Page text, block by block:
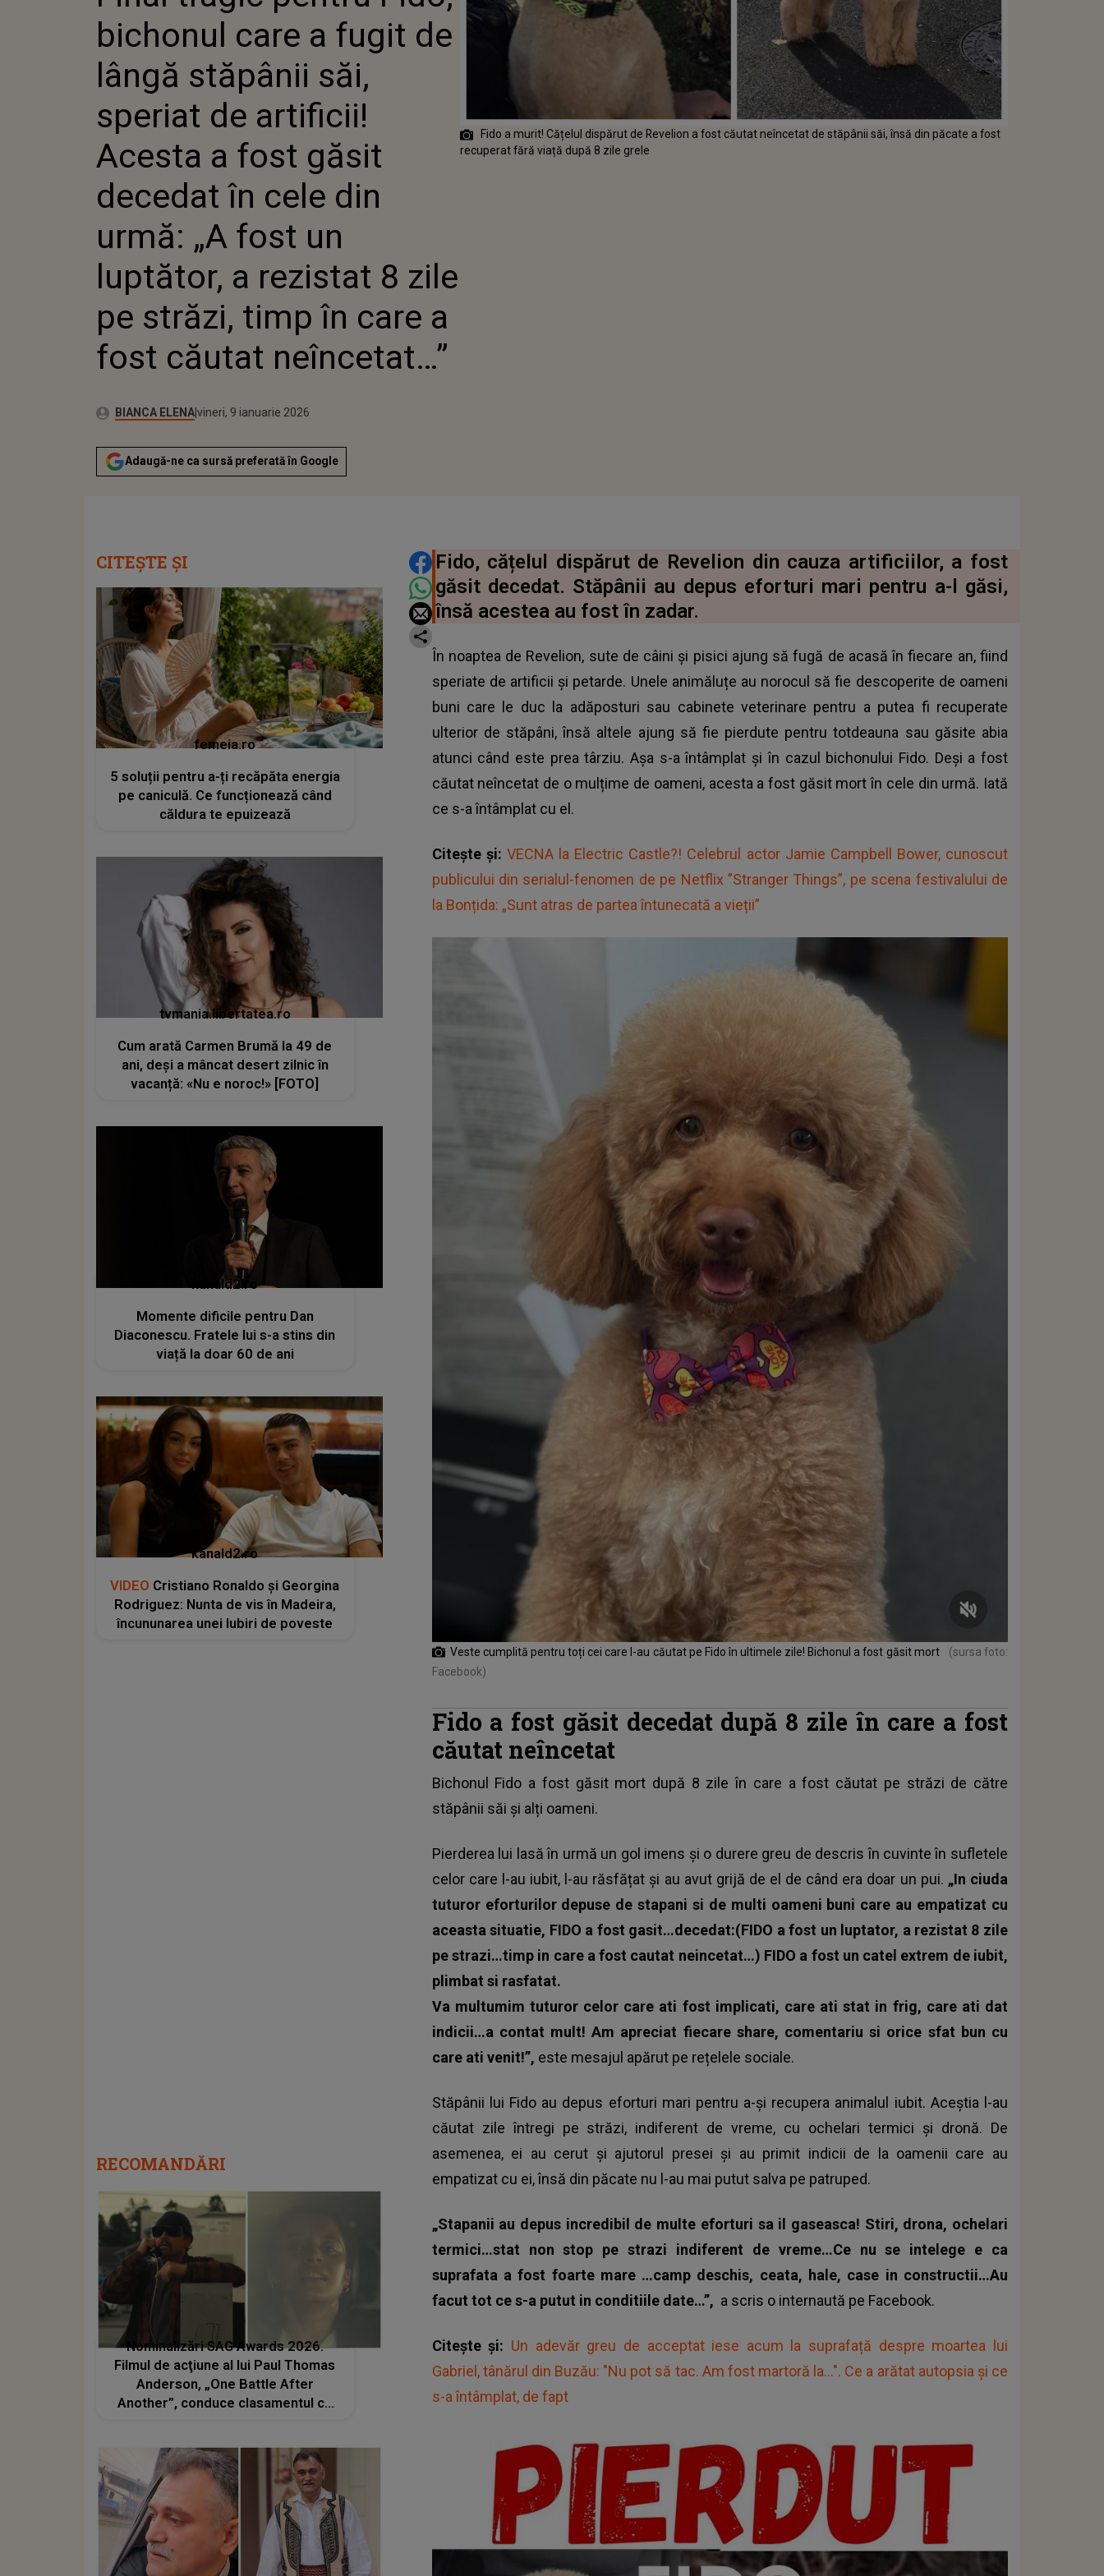
STĂPÂNII SĂI, SPERIAT DE
ARTIFICII! ACESTA A FOST
GĂSIT DECEDAT ÎN CELE
DIN URMĂ: „A FOST UN
LUPTĂTOR, A REZISTAT 8
ZILE PE STRĂZI, TIMP ÎN
CARE A FOST CĂUTAT
NEÎNCETAT…”
bichonul care a fugit de
lângă stăpânii săi,
speriat de artificii!
Acesta a fost găsit
decedat în cele din
urmă: „A fost un
luptător, a rezistat 8 zile
pe străzi, timp în care a
fost căutat neîncetat…”
Autor:BIANCA ELENAPublicat:
vineri, 9 ianuarie 2026
Actualizat:
vineri, 9 ianuarie 2026
Adaugă-ne ca sursă preferată în Google
Fido a murit! Cățelul dispărut de Revelion a fost căutat neîncetat de stăpânii săi, însă din păcate a fost
recuperat fără viață după 8 zile grele
DISTRIBUIE ARTICOLUL
Fido, cățelul dispărut de Revelion din cauza artificiilor, a fost
găsit decedat. Stăpânii au depus eforturi mari pentru a-l găsi,
însă acestea au fost în zadar.
În noaptea de Revelion, sute de câini și pisici ajung să fugă de acasă în fiecare an, fiind
speriate de artificii și petarde. Unele animăluțe au norocul să fie descoperite de oameni
buni care le duc la adăposturi sau cabinete veterinare pentru a putea fi recuperate
ulterior de stăpâni, însă altele ajung să fie pierdute pentru totdeauna sau găsite abia
atunci când este prea târziu. Așa s-a întâmplat și în cazul bichonului Fido. Deși a fost
căutat neîncetat de o mulțime de oameni, acesta a fost găsit mort în cele din urmă. Iată
ce s-a întâmplat cu el.
Citește și: VECNA la Electric Castle?! Celebrul actor Jamie Campbell Bower, cunoscut
publicului din serialul-fenomen de pe Netflix ”Stranger Things”, pe scena festivalului de
la Bonțida: „Sunt atras de partea întunecată a vieții”
Veste cumplită pentru toți cei care l-au căutat pe Fido în ultimele zile! Bichonul a fost găsit mort
(sursa foto:
Facebook)
Fido a fost găsit decedat după 8 zile în care a fost
căutat neîncetat
Bichonul Fido a fost găsit mort după 8 zile în care a fost căutat pe străzi de către
stăpânii săi și alți oameni.
Pierderea lui lasă în urmă un gol imens și o durere greu de descris în cuvinte în sufletele
celor care l-au iubit, l-au răsfățat și au avut grijă de el de când era doar un pui. „In ciuda
tuturor eforturilor depuse de stapani si de multi oameni buni care au empatizat cu
aceasta situatie, FIDO a fost gasit…decedat:(FIDO a fost un luptator, a rezistat 8 zile
pe strazi…timp in care a fost cautat neincetat…) FIDO a fost un catel extrem de iubit,
plimbat si rasfatat.
Va multumim tuturor celor care ati fost implicati, care ati stat in frig, care ati dat
indicii…a contat mult! Am apreciat fiecare share, comentariu si orice sfat bun cu
care ati venit!”, este mesajul apărut pe rețelele sociale.
Stăpânii lui Fido au depus eforturi mari pentru a-și recupera animalul iubit. Aceștia l-au
căutat zile întregi pe străzi, indiferent de vreme, cu ochelari termici și dronă. De
asemenea, ei au cerut și ajutorul presei și au primit indicii de la oamenii care au
empatizat cu ei, însă din păcate nu l-au mai putut salva pe patruped.
„Stapanii au depus incredibil de multe eforturi sa il gaseasca! Stiri, drona, ochelari
termici…stat non stop pe strazi indiferent de vreme…Ce nu se intelege e ca
suprafata a fost foarte mare …camp deschis, ceata, hale, case in constructii…Au
facut tot ce s-a putut in conditiile date…”, a scris o internaută pe Facebook.
Citește și: Un adevăr greu de acceptat iese acum la suprafață despre moartea lui
Gabriel, tânărul din Buzău: "Nu pot să tac. Am fost martoră la...". Ce a arătat autopsia și ce
s-a întâmplat, de fapt
CITEȘTE ȘI
femeia.ro
5 soluții pentru a-ți recăpăta energia
pe caniculă. Ce funcționează când
căldura te epuizează
tvmania.libertatea.ro
Cum arată Carmen Brumă la 49 de
ani, deși a mâncat desert zilnic în
vacanță: «Nu e noroc!» [FOTO]
kanald2.ro
Momente dificile pentru Dan
Diaconescu. Fratele lui s-a stins din
viață la doar 60 de ani
kanald2.ro
VIDEO Cristiano Ronaldo și Georgina
Rodriguez: Nunta de vis în Madeira,
încununarea unei Iubiri de poveste
RECOMANDĂRI
Nominalizări SAG Awards 2026.
Filmul de acţiune al lui Paul Thomas
Anderson, „One Battle After
Another”, conduce clasamentul cu